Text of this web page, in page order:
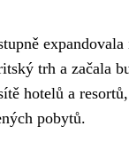
trh a začala
hotelů a
pobytů.